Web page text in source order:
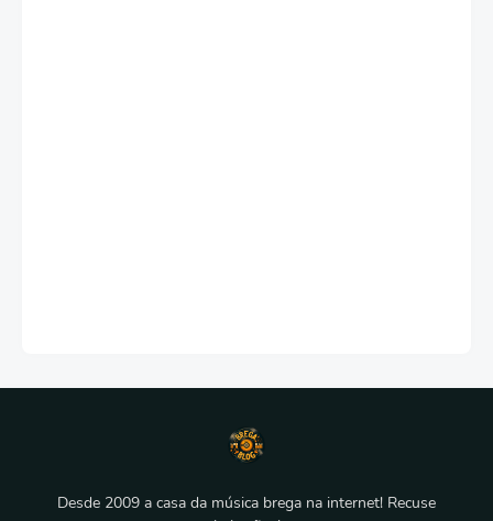
Desde 2009 a casa da música brega na internet! Recuse